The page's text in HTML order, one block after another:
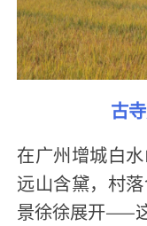
古
在广州增城白
远山含黛，村
景徐徐展开——